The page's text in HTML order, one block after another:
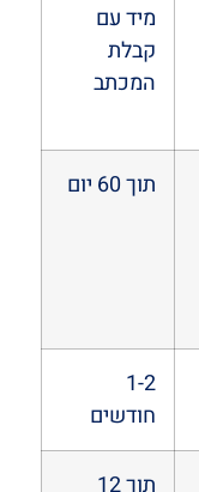
מיד עם
קבלת
המכתב
תוך 60 יום
1-2
חודשים
תוך 12